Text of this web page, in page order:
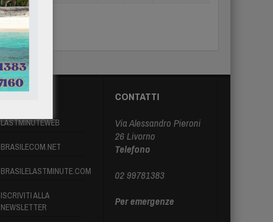
31
« Mag
PARTNER
LASTMINUTEWEB
BRASILECOM.NET
BRASILELASTMINUTE.COM
ISCRIVITI ALLA
NEWSLETTER
CONTATTI
Via Alessandro Pieroni
26 Livorno
Telefono
02 99781383
Per emergenze